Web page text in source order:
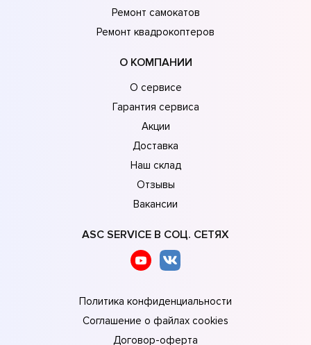
Ремонт самокатов
Ремонт квадрокоптеров
О КОМПАНИИ
О сервисе
Гарантия сервиса
Акции
Доставка
Наш склад
Отзывы
Вакансии
ASC SERVICE В СОЦ. СЕТЯХ
Политика конфиденциальности
Соглашение о файлах cookies
Договор-оферта